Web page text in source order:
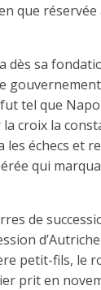
que
dès sa
tel que
croix la
les échecs et
qui
de
petit-fils, le
prit en